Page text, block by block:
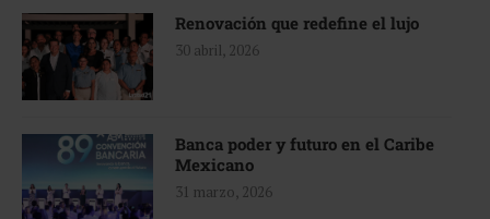
Renovación que redefine el lujo
30 abril, 2026
Banca poder y futuro en el Caribe
Mexicano
31 marzo, 2026